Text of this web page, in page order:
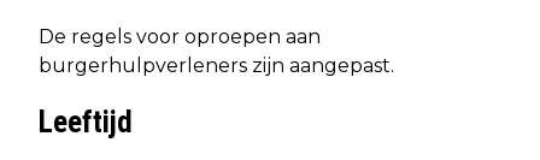
De regels voor oproepen aan
burgerhulpverleners zijn aangepast.
Leeftijd